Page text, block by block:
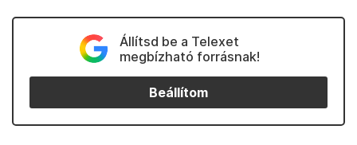
Állítsd be a Telexet
megbízható forrásnak!
Beállítom